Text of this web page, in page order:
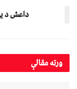
داعش د
ورتهمقالې